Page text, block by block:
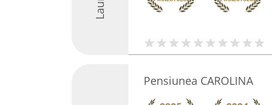
Pensiunea CAROLINA